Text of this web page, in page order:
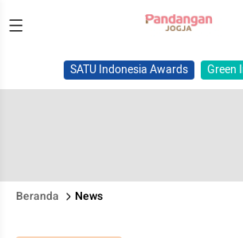
SATU Indonesia Awards Green
Beranda News